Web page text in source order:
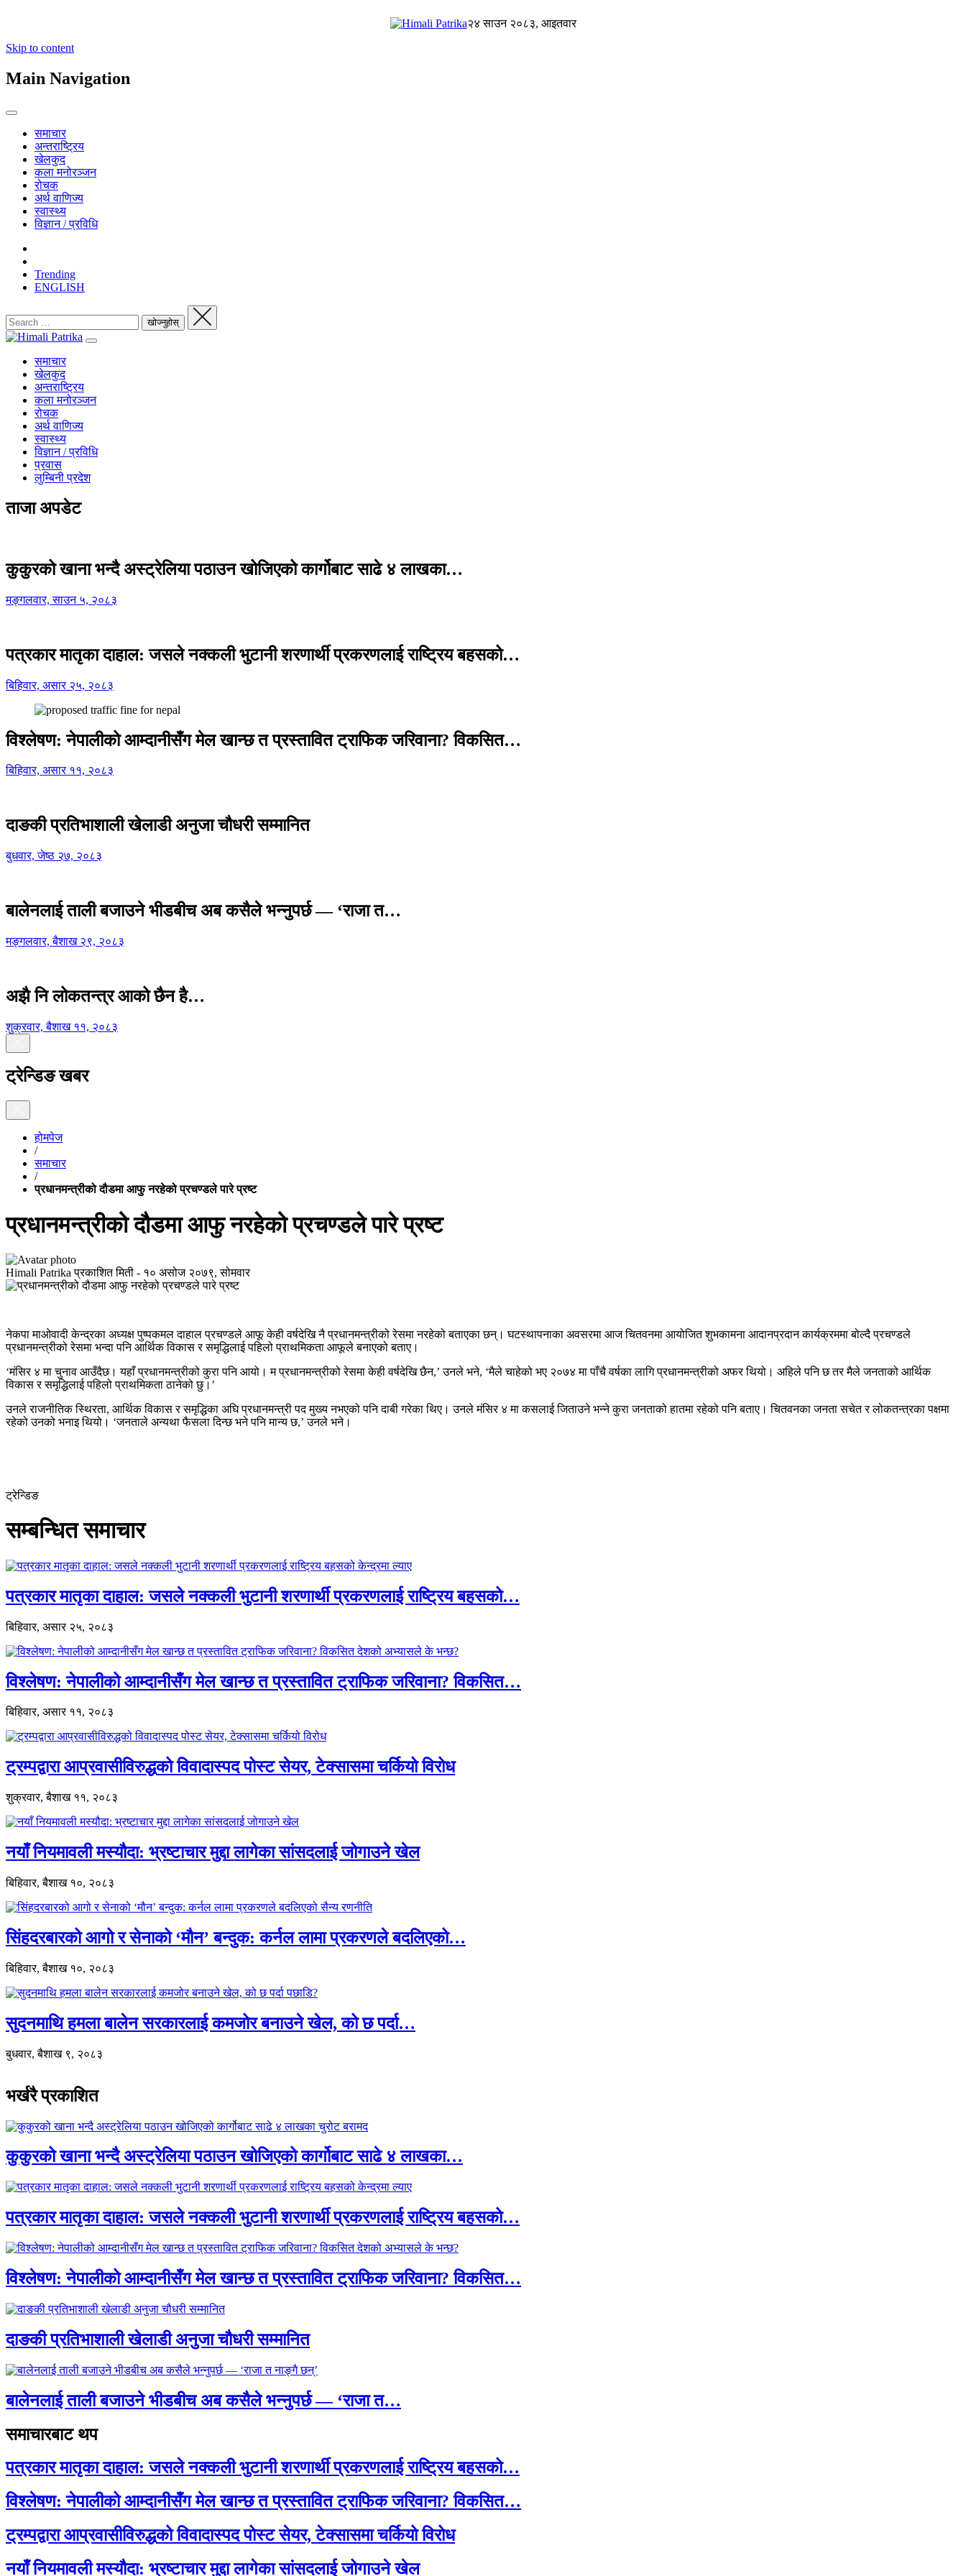
२४ साउन २०८३, आइतवार
Skip to content
Main Navigation
समाचार
अन्तराष्ट्रिय
खेलकुद
कला मनोरञ्जन
रोचक
अर्थ वाणिज्य
स्वास्थ्य
विज्ञान / प्रविधि
Trending
ENGLISH
समाचार
खेलकुद
अन्तराष्ट्रिय
कला मनोरञ्जन
रोचक
अर्थ वाणिज्य
स्वास्थ्य
विज्ञान / प्रविधि
प्रवास
लुम्बिनी प्रदेश
ताजा अपडेट
कुकुरको खाना भन्दै अस्ट्रेलिया पठाउन खोजिएको कार्गोबाट साढे ४ लाखका…
मङ्गलवार, साउन ५, २०८३
पत्रकार मातृका दाहाल: जसले नक्कली भुटानी शरणार्थी प्रकरणलाई राष्ट्रिय बहसको…
बिहिवार, असार २५, २०८३
विश्लेषण: नेपालीको आम्दानीसँग मेल खान्छ त प्रस्तावित ट्राफिक जरिवाना? विकसित…
बिहिवार, असार ११, २०८३
दाङकी प्रतिभाशाली खेलाडी अनुजा चौधरी सम्मानित
बुधवार, जेष्ठ २७, २०८३
बालेनलाई ताली बजाउने भीडबीच अब कसैले भन्नुपर्छ — ‘राजा त…
मङ्गलवार, बैशाख २९, २०८३
अझै नि लोकतन्त्र आको छैन है…
शुक्रवार, बैशाख ११, २०८३
ट्रेन्डिङ खबर
होमपेज
/
समाचार
/
प्रधानमन्त्रीको दौडमा आफु नरहेको प्रचण्डले पारे प्रष्ट
प्रधानमन्त्रीको दौडमा आफु नरहेको प्रचण्डले पारे प्रष्ट
Himali Patrika प्रकाशित मिती - १० असोज २०७९, सोमवार
नेकपा माओवादी केन्द्रका अध्यक्ष पुष्पकमल दाहाल प्रचण्डले आफू केही वर्षदेखि नै प्रधानमन्त्रीको रेसमा नरहेको बताएका छन्। घटस्थापनाका अवसरमा आज चितवनमा आयोजित शुभकामना आदानप्रदान कार्यक्रममा बोल्दै प्रचण्डले
प्रधानमन्त्रीको रेसमा भन्दा पनि आर्थिक विकास र समृद्धिलाई पहिलो प्राथमिकता आफूले बनाएको बताए।
‘मंसिर ४ मा चुनाव आउँदैछ। यहाँ प्रधानमन्त्रीको कुरा पनि आयो। म प्रधानमन्त्रीको रेसमा केही वर्षदेखि छैन,’ उनले भने, ‘मैले चाहेको भए २०७४ मा पाँचै वर्षका लागि प्रधानमन्त्रीको अफर थियो। अहिले पनि छ तर मैले जनताको आर्थिक
विकास र समृद्धिलाई पहिलो प्राथमिकता ठानेको छु।’
उनले राजनीतिक स्थिरता, आर्थिक विकास र समृद्धिका अघि प्रधानमन्त्री पद मुख्य नभएको पनि दाबी गरेका थिए। उनले मंसिर ४ मा कसलाई जिताउने भन्ने कुरा जनताको हातमा रहेको पनि बताए। चितवनका जनता सचेत र लोकतन्त्रका पक्षमा
रहेको उनको भनाइ थियो। ‘जनताले अन्यथा फैसला दिन्छ भने पनि मान्य छ,’ उनले भने।
ट्रेन्डिङ
सम्बन्धित समाचार
पत्रकार मातृका दाहाल: जसले नक्कली भुटानी शरणार्थी प्रकरणलाई राष्ट्रिय बहसको…
बिहिवार, असार २५, २०८३
विश्लेषण: नेपालीको आम्दानीसँग मेल खान्छ त प्रस्तावित ट्राफिक जरिवाना? विकसित…
बिहिवार, असार ११, २०८३
ट्रम्पद्वारा आप्रवासीविरुद्धको विवादास्पद पोस्ट सेयर, टेक्सासमा चर्कियो विरोध
शुक्रवार, बैशाख ११, २०८३
नयाँ नियमावली मस्यौदा: भ्रष्टाचार मुद्दा लागेका सांसदलाई जोगाउने खेल
बिहिवार, बैशाख १०, २०८३
सिंहदरबारको आगो र सेनाको ‘मौन’ बन्दुक: कर्नल लामा प्रकरणले बदलिएको…
बिहिवार, बैशाख १०, २०८३
सुदनमाथि हमला बालेन सरकारलाई कमजोर बनाउने खेल, को छ पर्दा…
बुधवार, बैशाख ९, २०८३
भर्खरै प्रकाशित
कुकुरको खाना भन्दै अस्ट्रेलिया पठाउन खोजिएको कार्गोबाट साढे ४ लाखका…
पत्रकार मातृका दाहाल: जसले नक्कली भुटानी शरणार्थी प्रकरणलाई राष्ट्रिय बहसको…
विश्लेषण: नेपालीको आम्दानीसँग मेल खान्छ त प्रस्तावित ट्राफिक जरिवाना? विकसित…
दाङकी प्रतिभाशाली खेलाडी अनुजा चौधरी सम्मानित
बालेनलाई ताली बजाउने भीडबीच अब कसैले भन्नुपर्छ — ‘राजा त…
समाचारबाट थप
पत्रकार मातृका दाहाल: जसले नक्कली भुटानी शरणार्थी प्रकरणलाई राष्ट्रिय बहसको…
विश्लेषण: नेपालीको आम्दानीसँग मेल खान्छ त प्रस्तावित ट्राफिक जरिवाना? विकसित…
ट्रम्पद्वारा आप्रवासीविरुद्धको विवादास्पद पोस्ट सेयर, टेक्सासमा चर्कियो विरोध
नयाँ नियमावली मस्यौदा: भ्रष्टाचार मुद्दा लागेका सांसदलाई जोगाउने खेल